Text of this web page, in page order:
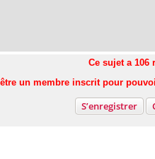
Ce sujet a 106
un membre inscrit pour
S’enregistrer